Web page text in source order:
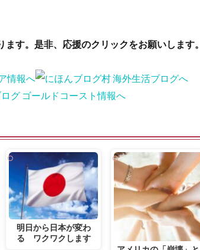
す。是非、応援のクリックをお願いします。
明日から日本が変わ
る ワクワクします